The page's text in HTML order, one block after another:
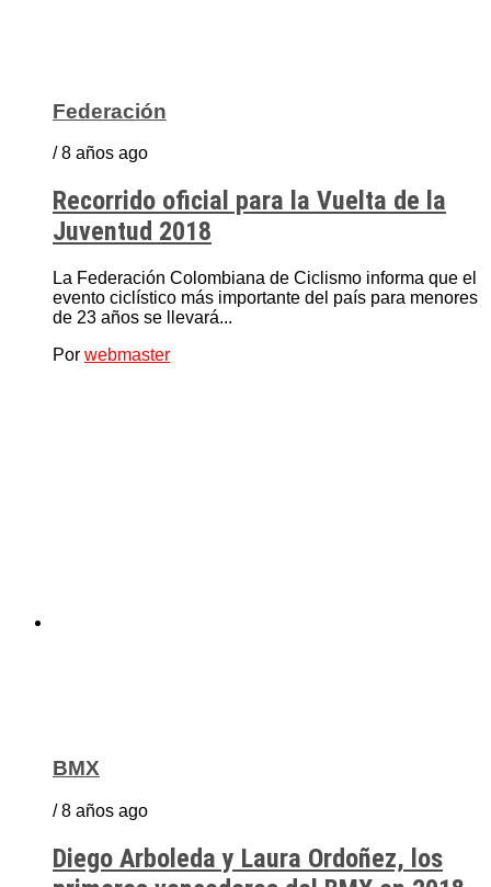
Federación
/ 8 años ago
Recorrido oficial para la Vuelta de la
Juventud 2018
La Federación Colombiana de Ciclismo informa que el
evento ciclístico más importante del país para menores
de 23 años se llevará...
Por webmaster
BMX
/ 8 años ago
Diego Arboleda y Laura Ordoñez, los